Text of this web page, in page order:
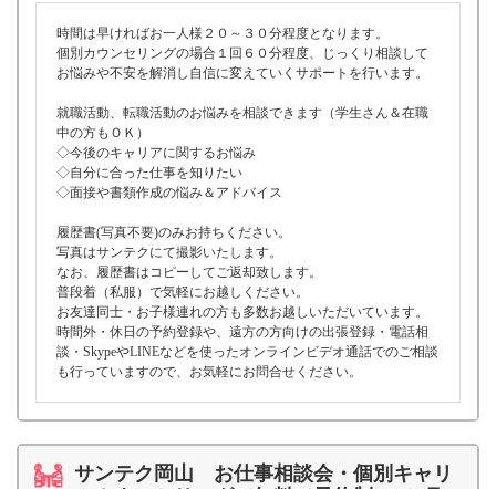
時間は早ければお一人様２０～３０分程度となります。
個別カウンセリングの場合１回６０分程度、じっくり相談して
お悩みや不安を解消し自信に変えていくサポートを行います。
就職活動、転職活動のお悩みを相談できます（学生さん＆在職
中の方もＯＫ）
◇今後のキャリアに関するお悩み
◇自分に合った仕事を知りたい
◇面接や書類作成の悩み＆アドバイス
履歴書(写真不要)のみお持ちください。
写真はサンテクにて撮影いたします。
なお、履歴書はコピーしてご返却致します。
普段着（私服）で気軽にお越しください。
お友達同士・お子様連れの方も多数お越しいただいています。
時間外・休日の予約登録や、遠方の方向けの出張登録・電話相
談・SkypeやLINEなどを使ったオンラインビデオ通話でのご相談
も行っていますので、お気軽にお問合せください。
サンテク岡山 お仕事相談会・個別キャリ